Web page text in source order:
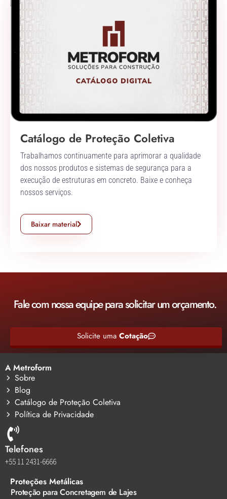
Catálogo de Proteção Coletiva
Trabalhamos continuamente para aprimorar a qualidade
dos nossos produtos e sistemas de segurança para a
execução de estruturas em concreto. Baixe e conheça
nossos serviços.
Baixar material
Fale com nossa equipe para solicitar um orçamento.
Solicite uma Cotação
A Metroform
Sobre
Blog
Catálogo de Proteção Coletiva
Política de Privacidade
Telefones
+55 11 2431-6666
Proteções Metálicas
Proteção para Concretagem de Lajes